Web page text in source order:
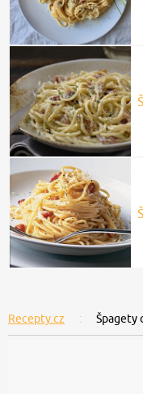
Recepty.cz Špagety